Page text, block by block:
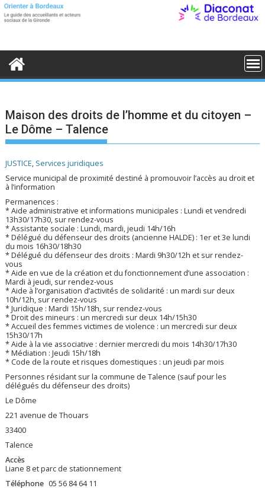
S
t
o
Maison des droits de l’homme et du citoyen –
Le Dôme – Talence
JUSTICE, Services juridiques
Service municipal de proximité destiné à promouvoir l’accès au droit et
à l’information
Permanences :
* Aide administrative et informations municipales : Lundi et vendredi
13h30/17h30, sur rendez-vous
* Assistante sociale : Lundi, mardi, jeudi 14h/16h
* Délégué du défenseur des droits (ancienne HALDE) : 1er et 3e lundi
du mois 16h30/18h30
* Délégué du défenseur des droits : Mardi 9h30/12h et sur rendez-
vous
* Aide en vue de la création et du fonctionnement d’une association :
Mardi à jeudi, sur rendez-vous
* Aide à l’organisation d’activités de solidarité : un mardi sur deux
10h/12h, sur rendez-vous
* Juridique : Mardi 15h/18h, sur rendez-vous
* Droit des mineurs : un mercredi sur deux 14h/15h30
* Accueil des femmes victimes de violence : un mercredi sur deux
15h30/17h
* Aide à la vie associative : dernier mercredi du mois 14h30/17h30
* Médiation : Jeudi 15h/18h
* Code de la route et risques domestiques : un jeudi par mois
Personnes résidant sur la commune de Talence (sauf pour les
délégués du défenseur des droits)
Le Dôme
221 avenue de Thouars
33400
Talence
Accès
Liane 8 et parc de stationnement
Téléphone 05 56 84 64 11